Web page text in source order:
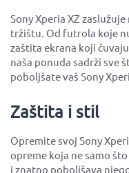
Sony Xperia XZ
tržištu. Od futrola koje
zaštita ekrana koji
naša ponuda sadrži sve
poboljšate vaš Sony
Zaštita i stil
Opremite svoj Sony
opreme koja ne samo
i znatno poboljšava